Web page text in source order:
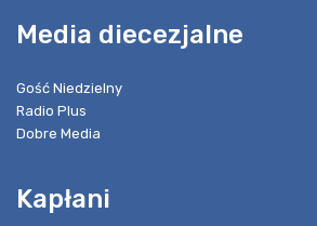
Media diecezjalne
Gość Niedzielny
Radio Plus
Dobre Media
Kapłani